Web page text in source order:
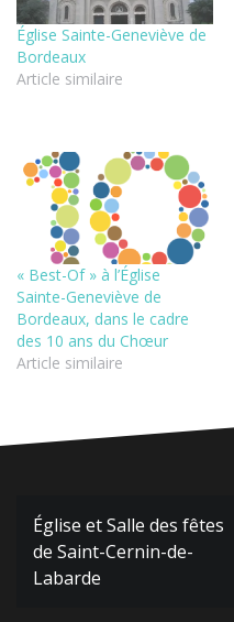
Église Sainte-Geneviève de
Bordeaux
Article similaire
« Best-Of » à l’Église
Sainte-Geneviève de
Bordeaux, dans le cadre
des 10 ans du Chœur
Article similaire
Navigation
de
l’article
Église et Salle des fêtes
de Saint-Cernin-de-
Labarde